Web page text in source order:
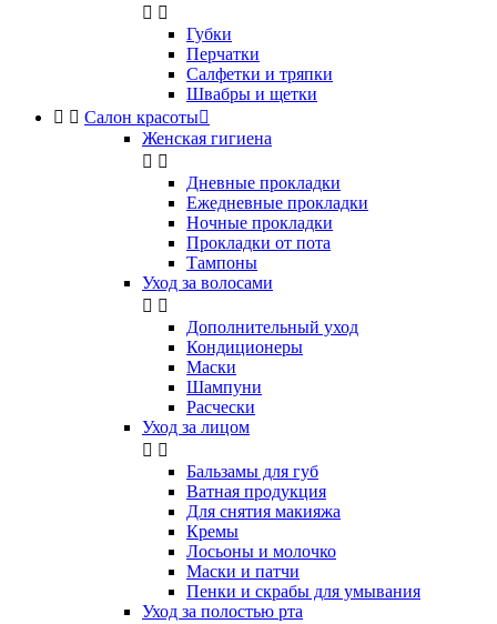
 
Губки
Перчатки
Салфетки и тряпки
Швабры и щетки
  Салон красоты
Женская гигиена
 
Дневные прокладки
Ежедневные прокладки
Ночные прокладки
Прокладки от пота
Тампоны
Уход за волосами
 
Дополнительный уход
Кондиционеры
Маски
Шампуни
Расчески
Уход за лицом
 
Бальзамы для губ
Ватная продукция
Для снятия макияжа
Кремы
Лосьоны и молочко
Маски и патчи
Пенки и скрабы для умывания
Уход за полостью рта